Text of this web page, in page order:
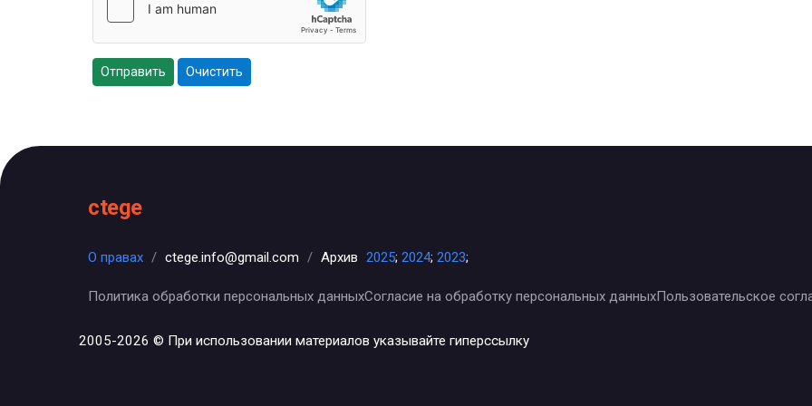
Отправить Очистить
ctege
О правах / ctege.info@gmail.com / Архив 2025; 2024; 2023;
Политика обработки персональных данныхСогласие на обработку персональных данныхПользовательское
2005-2026 © При использовании материалов указывайте гиперссылку